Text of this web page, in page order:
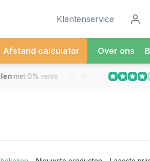
Klantenservice
Afstand calculator Over ons
met 0% rente Vandaag besteld